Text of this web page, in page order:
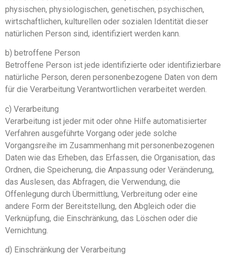
physischen, physiologischen, genetischen, psychischen,
wirtschaftlichen, kulturellen oder sozialen Identität dieser
natürlichen Person sind, identifiziert werden kann.
b) betroffene Person
Betroffene Person ist jede identifizierte oder identifizierbare
natürliche Person, deren personenbezogene Daten von dem
für die Verarbeitung Verantwortlichen verarbeitet werden.
c) Verarbeitung
Verarbeitung ist jeder mit oder ohne Hilfe automatisierter
Verfahren ausgeführte Vorgang oder jede solche
Vorgangsreihe im Zusammenhang mit personenbezogenen
Daten wie das Erheben, das Erfassen, die Organisation, das
Ordnen, die Speicherung, die Anpassung oder Veränderung,
das Auslesen, das Abfragen, die Verwendung, die
Offenlegung durch Übermittlung, Verbreitung oder eine
andere Form der Bereitstellung, den Abgleich oder die
Verknüpfung, die Einschränkung, das Löschen oder die
Vernichtung.
d) Einschränkung der Verarbeitung